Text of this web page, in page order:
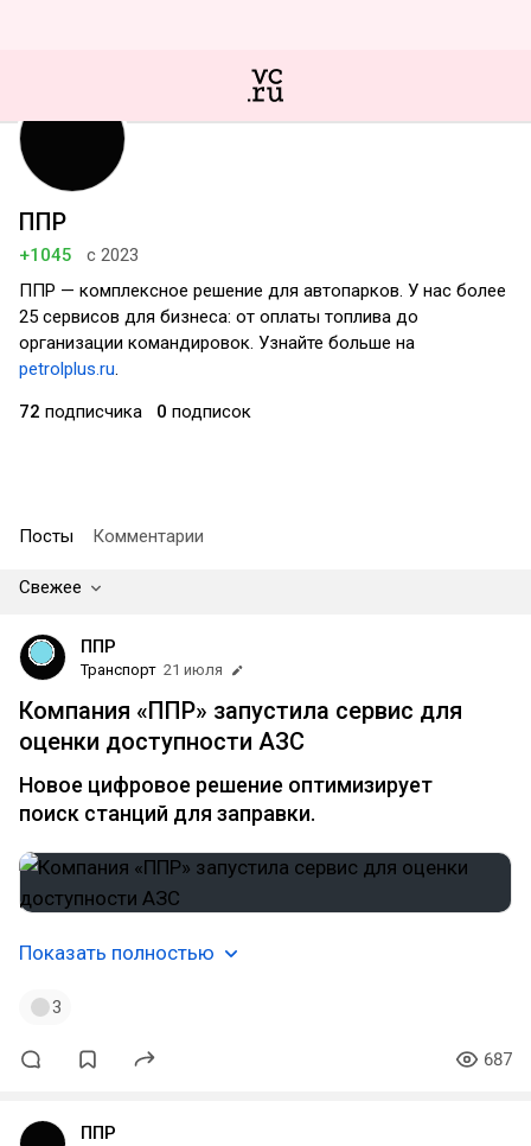
ППР
+1045
с 2023
ППР — комплексное решение для автопарков. У нас более
25 сервисов для бизнеса: от оплаты топлива до
организации командировок. Узнайте больше на
petrolplus.ru.
72 подписчика 0 подписок
Посты Комментарии
Свежее
ППР
Транспорт 21 июля
Компания «ППР» запустила сервис для
оценки доступности АЗС
Новое цифровое решение оптимизирует
поиск станций для заправки.
Показать полностью
3
687
ППР